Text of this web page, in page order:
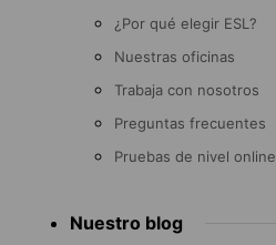
¿Por qué elegir ESL?
Nuestras oficinas
Trabaja con nosotros
Preguntas frecuentes
Pruebas de nivel online
Nuestro blog